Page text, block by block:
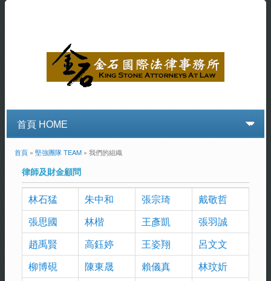
您在這裡
首頁» 堅強團隊 TEAM» 我們的組織
律師及財金顧問
林石猛 朱中和 張宗琦
戴敬哲
張思國
林楷 王彥凱
張羽誠
趙禹賢
高鈺婷 王姿翔
呂文文
柳博硯
陳東晟 賴儀真
林玟妡